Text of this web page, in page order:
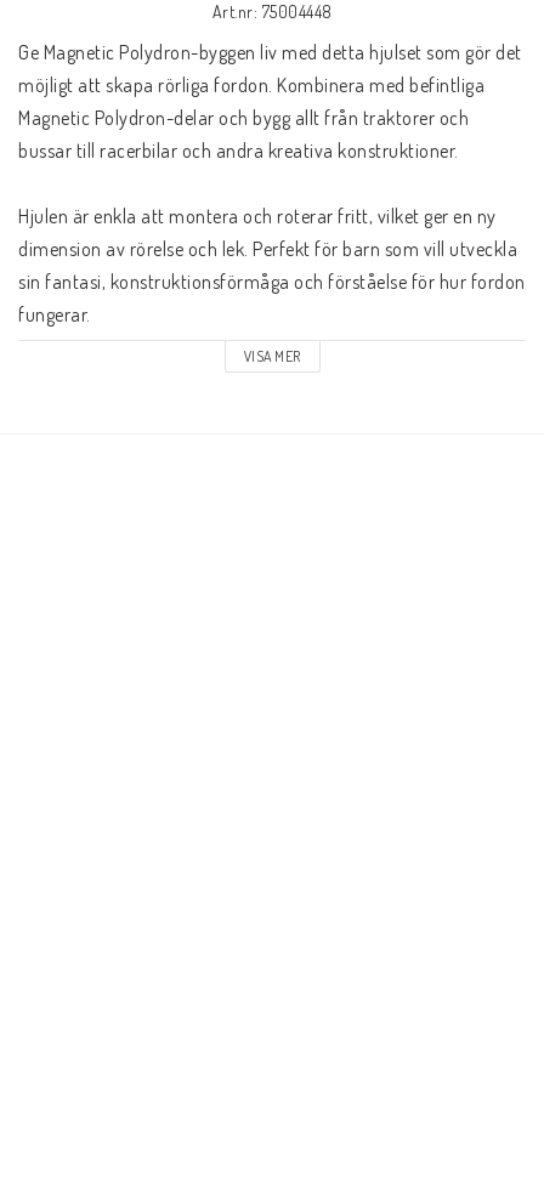
Art.nr: 75004448
Ge Magnetic Polydron-byggen liv med detta hjulset som gör det
möjligt att skapa rörliga fordon. Kombinera med befintliga
Magnetic Polydron-delar och bygg allt från traktorer och
bussar till racerbilar och andra kreativa konstruktioner.
Hjulen är enkla att montera och roterar fritt, vilket ger en ny
dimension av rörelse och lek. Perfekt för barn som vill utveckla
sin fantasi, konstruktionsförmåga och förståelse för hur fordon
fungerar.
VISA MER